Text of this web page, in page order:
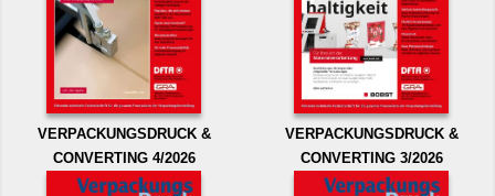
VERPACKUNGSDRUCK &
CONVERTING 4/2026
VERPACKUNGSDRUCK &
CONVERTING 3/2026